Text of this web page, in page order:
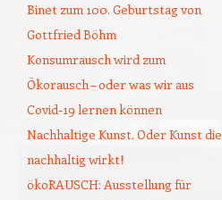
Binet zum 100. Geburtstag von
Gottfried Böhm
Konsumrausch wird zum
Ökorausch – oder was wir aus
Covid-19 lernen können
Nachhaltige Kunst. Oder Kunst die
nachhaltig wirkt!
ökoRAUSCH: Ausstellung für